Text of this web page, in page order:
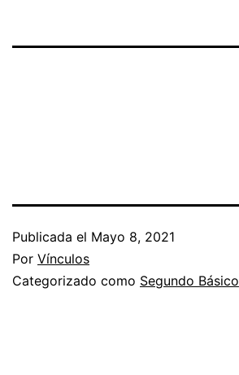
Publicada el Mayo 8, 2021
Por Vínculos
Categorizado como Segundo Básico